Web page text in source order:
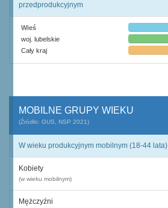
przedprodukcyjnym
Wieś
woj. lubelskie
Cały kraj
MOBILNE GRUPY WIEKU
(Źródło: GUS, NSP 2021)
W wieku produkcyjnym mobilnym (18-44 lata)
Kobiety
(w wieku mobilnym)
Mężczyźni